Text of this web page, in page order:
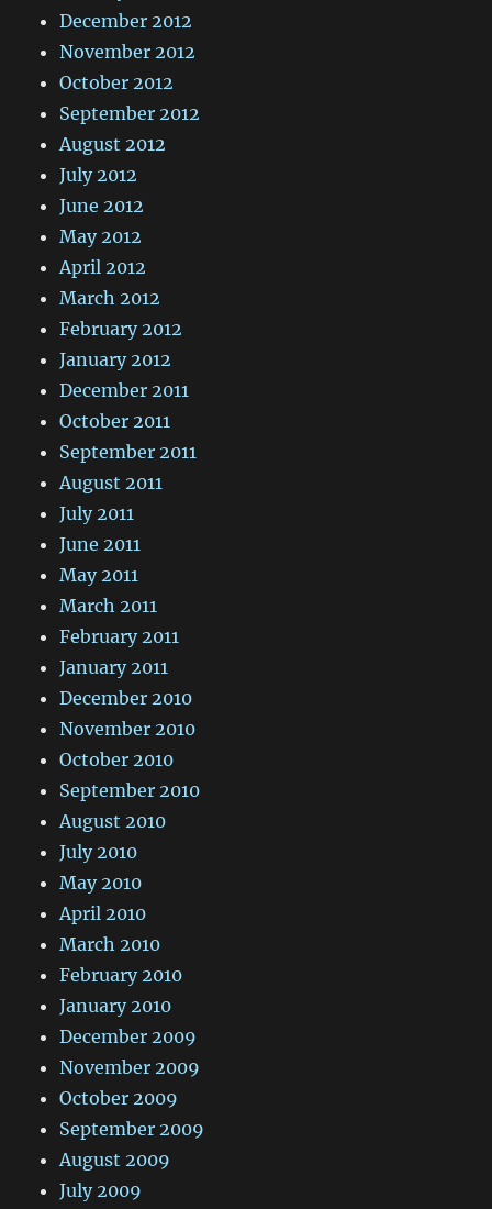
December 2012
November 2012
October 2012
September 2012
August 2012
July 2012
June 2012
May 2012
April 2012
March 2012
February 2012
January 2012
December 2011
October 2011
September 2011
August 2011
July 2011
June 2011
May 2011
March 2011
February 2011
January 2011
December 2010
November 2010
October 2010
September 2010
August 2010
July 2010
May 2010
April 2010
March 2010
February 2010
January 2010
December 2009
November 2009
October 2009
September 2009
August 2009
July 2009